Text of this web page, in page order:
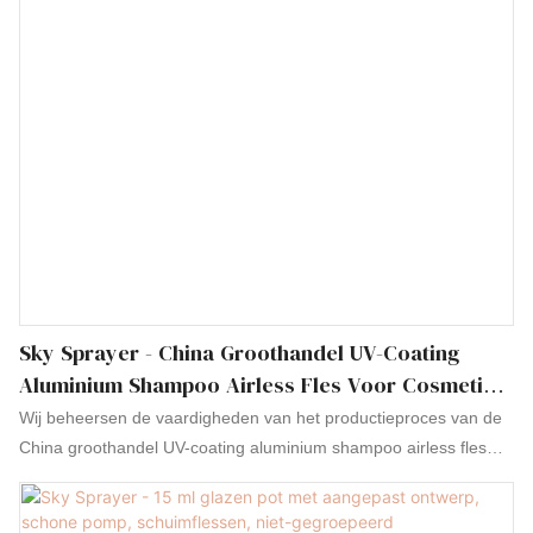
Sky Sprayer - China Groothandel UV-Coating
Aluminium Shampoo Airless Fles Voor Cosmetica
Niet Gegroepeerd
Wij beheersen de vaardigheden van het productieproces van de
China groothandel UV-coating aluminium shampoo airless fles
voor cosmetica. Dankzij de geavanceerde technologieën is ons
product multifunctioneel gemaakt. De toepassingen ervan